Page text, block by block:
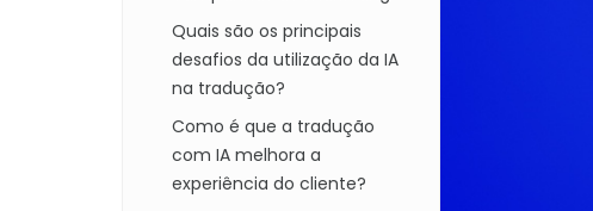
Quais são os principais
desafios da utilização da IA
na tradução?
Como é que a tradução
com IA melhora a
experiência do cliente?